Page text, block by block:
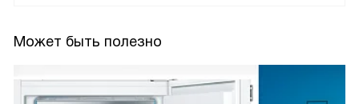
Может быть полезно